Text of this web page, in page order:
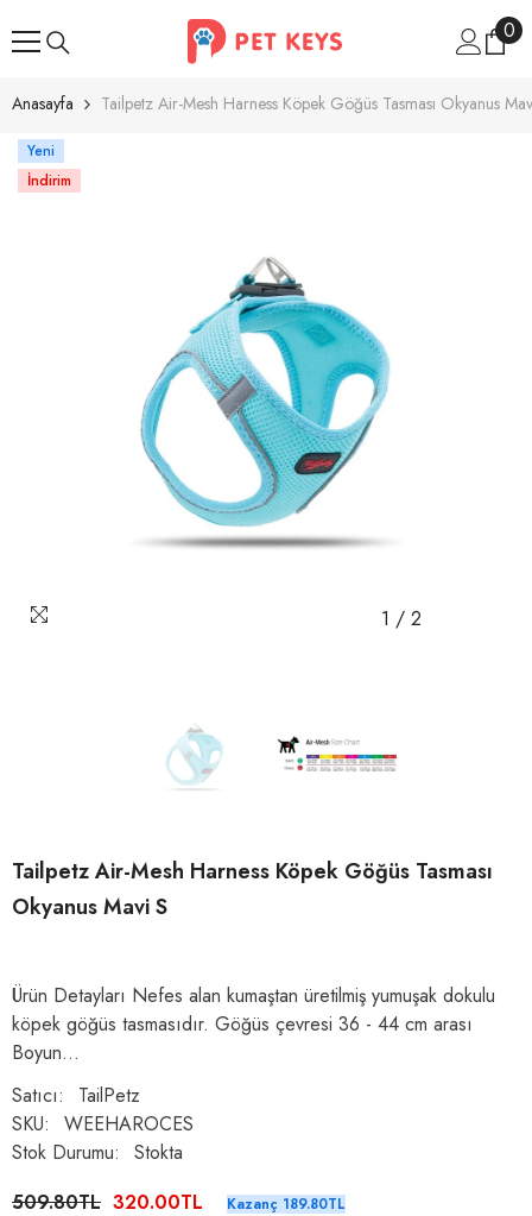
00
Anasayfa Tailpetz Air-Mesh Harness Köpek Göğüs Tasması Okyanus
Yeni
İndirim
1 / 2
Tailpetz Air-Mesh Harness Köpek Göğüs Tasması
Okyanus Mavi S
Ürün Detayları Nefes alan kumaştan üretilmiş yumuşak dokulu
köpek göğüs tasmasıdır. Göğüs çevresi 36 - 44 cm arası
Boyun...
Satıcı:
TailPetz
SKU:
WEEHAROCES
Stok Durumu:
Stokta
509.80TL 320.00TL Kazanç 189.80TL